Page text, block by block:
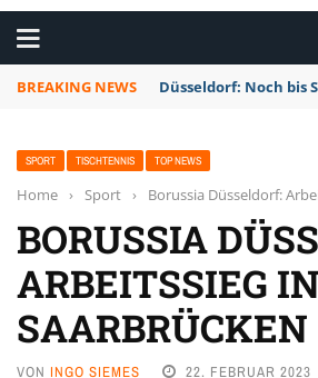
BREAKING NEWS Düsseldorf: Noch bis
SPORT TISCHTENNIS TOP NEWS
Home › Sport › Borussia Düsseldorf:
BORUSSIA
ARBEITSSIEG IN
SAARBRÜCKEN
VON INGO SIEMES 22. FEBRUAR 2023